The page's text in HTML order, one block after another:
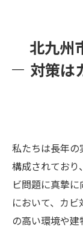
北九州
対策は
私たちは長年
構成されており
ビ問題に真摯
において、カ
の高い環境や